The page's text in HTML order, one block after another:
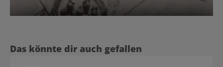
Produktgalerie überspringen
Das könnte dir auch gefallen